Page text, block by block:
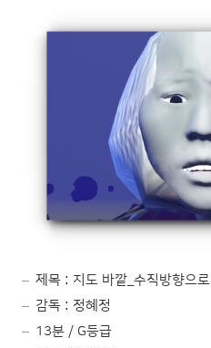
제목 : 지도 바깥_수직방향으로
감독 : 정혜정
13분 / G등급